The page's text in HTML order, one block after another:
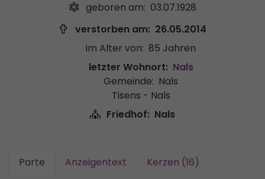
geboren am: 03.07.1928
verstorben am: 26.05.2014
im Alter von: 85 Jahren
letzter Wohnort: Nals
Gemeinde: Nals
Tisens - Nals
Friedhof: Nals
Parte Anzeigentext
Kerzen (16)